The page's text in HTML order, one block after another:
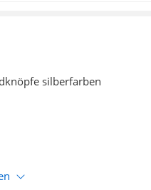
silberfarben